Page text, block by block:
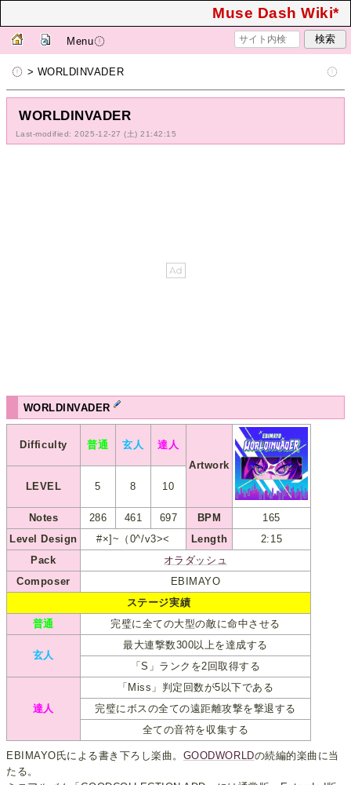
Muse Dash Wiki*
Menu
> WORLDINVADER
WORLDINVADER
Last-modified: 2025-12-27 (土) 21:42:15
WORLDINVADER
Difficulty 普通 玄人
達人
Artwork
LEVEL
5 8 10
Notes 286 461 697 BPM
165
Level Design
#×]~（0^/v3>< Length
2:15
Pack
オラダッシュ
Composer
EBIMAYO
ステージ実績
普通
完璧に全ての大型の敵に命中させる
玄人
最大連撃数300以上を達成する
「S」ランクを2回取得する
達人
「Miss」判定回数が5以下である
完璧にボスの全ての遠距離攻撃を撃退する
全ての音符を収集する
EBIMAYO氏による書き下ろし楽曲。 GOODWORLDの続編的楽曲に当
たる。